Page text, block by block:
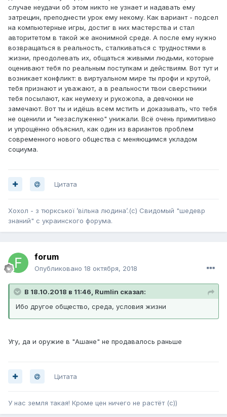
случае неудачи об этом никто не узнает и надавать ему
затрещин, преподнести урок ему некому. Как вариант - подсел
на компьютерные игры, достиг в них мастерства и стал
авторитетом в такой же анонимной среде. А после ему нужно
возвращаться в реальность, сталкиваться с трудностями в
жизни, преодолевать их, общаться живыми людьми, которые
оценивают тебя по реальным поступкам и действиям. Вот тут и
возникает конфликт: в виртуальном мире ты профи и крутой,
тебя признают и уважают, а в реальности твои сверстники
тебя посылают, как неумеху и рукожопа, а девчонки не
замечают. Вот ты и идёшь всем мстить и доказывать, что тебя
не оценили и "незаслуженно" унижали. Всё очень примитивно
и упрощённо объяснил, как один из вариантов проблем
современного нового общества с меняющимся укладом
социума.
Цитата
Хохол - з тюркської ’вільна людина’.(с) Свидомый "шедевр
знаний" с украинского форума.
forum
Опубликовано 18 октября, 2018
В 18.10.2018 в 11:46, Rumlin сказал:
Ибо другое общество, среда, условия жизни
Угу, да и оружие в "Ашане" не продавалось раньше
Цитата
У нас земля такая! Кроме цен ничего не растёт (с))